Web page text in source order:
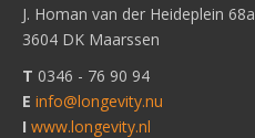
J. Homan van der Heideplein 68a
3604 DK Maarssen
T 0346 - 76 90 94
E info@longevity.nu
I www.longevity.nl